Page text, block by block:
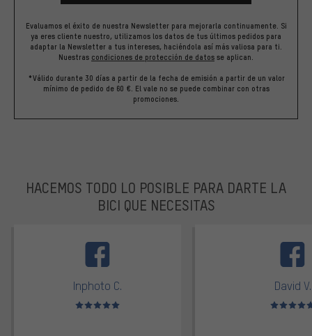
Evaluamos el éxito de nuestra Newsletter para mejorarla continuamente. Si
ya eres cliente nuestro, utilizamos los datos de tus últimos pedidos para
adaptar la Newsletter a tus intereses, haciéndola así más valiosa para ti.
Nuestras condiciones de protección de datos se aplican.
*Válido durante 30 días a partir de la fecha de emisión a partir de un valor
mínimo de pedido de 60 €. El vale no se puede combinar con otras
promociones.
HACEMOS TODO LO POSIBLE PARA DARTE LA
BICI QUE NECESITAS
Inphoto C.
Valoración media: 5 de 5
David V.
Valoración